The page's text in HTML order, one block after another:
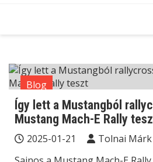
Blog
Így lett a Mustangból
Mustang Mach-E Rally
2025-01-21 Tolnai Márk